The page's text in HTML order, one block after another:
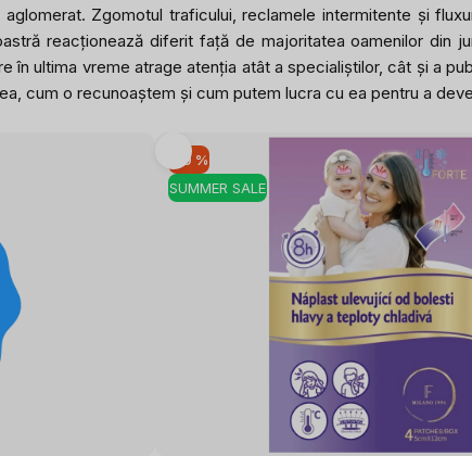
Zgomotul traficului, reclamele intermitente și
reacționează diferit față de majoritatea oamenilor
în ultima vreme atrage atenția atât a specialiștilor, cât și a
cum o recunoaștem și cum putem lucra cu ea pentru a
SUMMER SALE
-10 %